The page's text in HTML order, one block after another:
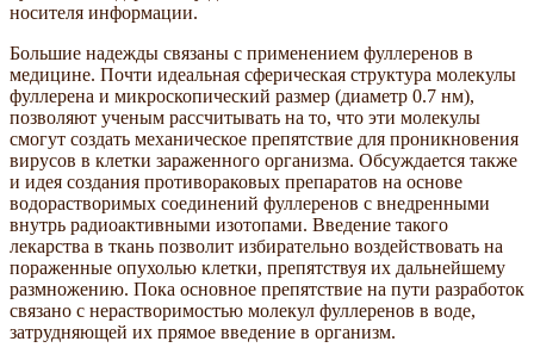
носителя информации.
Большие надежды связаны с применением фуллеренов в
медицине. Почти идеальная сферическая структура молекулы
фуллерена и микроскопический размер (диаметр 0.7 нм),
позволяют ученым рассчитывать на то, что эти молекулы
смогут создать механическое препятствие для проникновения
вирусов в клетки зараженного организма. Обсуждается также
и идея создания противораковых препаратов на основе
водорастворимых соединений фуллеренов с внедренными
внутрь радиоактивными изотопами. Введение такого
лекарства в ткань позволит избирательно воздействовать на
пораженные опухолью клетки, препятствуя их дальнейшему
размножению. Пока основное препятствие на пути разработок
связано с нерастворимостью молекул фуллеренов в воде,
затрудняющей их прямое введение в организм.